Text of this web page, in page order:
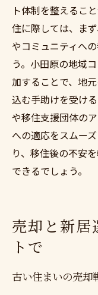
ト体制を整えるこ
住に際しては、ま
やコミュニティへ
う。小田原の地域
加することで、地
込む手助けを受け
や移住支援団体の
への適応をスムー
り、移住後の不安
できるでしょう。
売却と新居
トで
古い住まいの売却